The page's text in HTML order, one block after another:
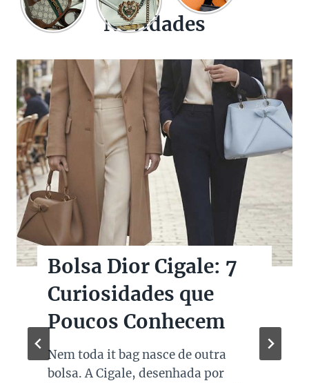
Novidades
Bolsas Pretas de
Marcas de Luxo na
Super Sale dos Pais
Quando falamos de cores de bolsas,
os modelos em preto são os mais